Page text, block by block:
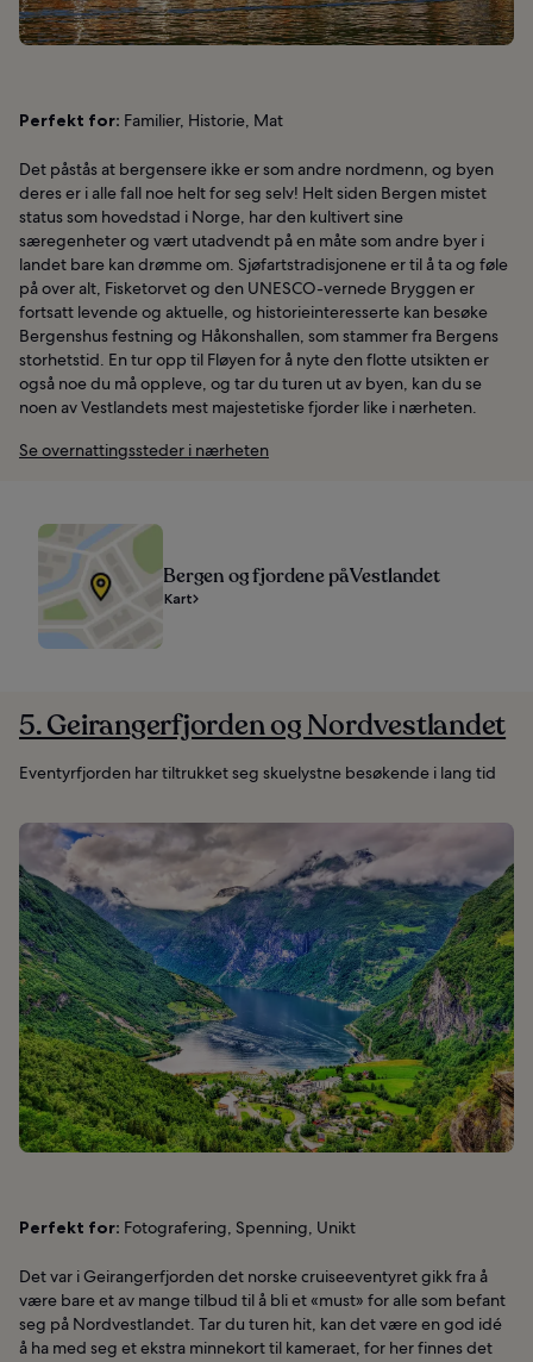
Perfekt for: Familier, Historie, Mat
Det påstås at bergensere ikke er som andre nordmenn, og byen
deres er i alle fall noe helt for seg selv! Helt siden Bergen mistet
status som hovedstad i Norge, har den kultivert sine
særegenheter og vært utadvendt på en måte som andre byer i
landet bare kan drømme om. Sjøfartstradisjonene er til å ta og føle
på over alt, Fisketorvet og den UNESCO-vernede Bryggen er
fortsatt levende og aktuelle, og historieinteresserte kan besøke
Bergenshus festning og Håkonshallen, som stammer fra Bergens
storhetstid. En tur opp til Fløyen for å nyte den flotte utsikten er
også noe du må oppleve, og tar du turen ut av byen, kan du se
noen av Vestlandets mest majestetiske fjorder like i nærheten.
Se overnattingssteder i nærheten
Bergen og fjordene på Vestlandet
Kart
5. Geirangerfjorden og Nordvestlandet
Eventyrfjorden har tiltrukket seg skuelystne besøkende i lang tid
Perfekt for: Fotografering, Spenning, Unikt
Det var i Geirangerfjorden det norske cruiseeventyret gikk fra å
være bare et av mange tilbud til å bli et «must» for alle som befant
seg på Nordvestlandet. Tar du turen hit, kan det være en god idé
å ha med seg et ekstra minnekort til kameraet, for her finnes det